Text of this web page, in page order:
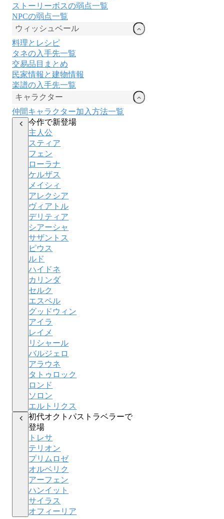
ストーリーボスの弱点一覧
NPCの弱点一覧
ウィッシュベール
料理とレシピ
タネの入手先一覧
交易品目まとめ
民家情報と建物情報
楽譜の入手先一覧
キャラクター
仲間キャラクター加入方法一覧
今作で新登場
主人公
スティア
フェン
ローラナ
ケルザス
メイシィ
アレクシア
ヴィアトル
デリティア
シアーシャ
サザントス
ピウス
ルド
ハイドネ
カリンダ
セルク
エスペル
グッドウィン
アイラ
レイメ
リシャール
バルジェロ
アラウネ
タトゥロック
ロンド
ソロン
エルトリクス
初代オクトパストラベラーで
登場
トレサ
テリオン
プリムロゼ
オルベリク
アーフェン
ハンイット
サイラス
オフィーリア